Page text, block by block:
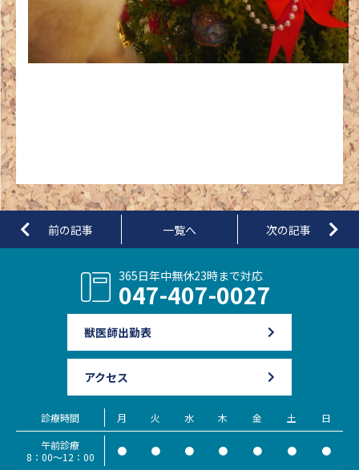
前の記事 一覧へ 次の記事
診療時間 月 火 水 木 金 土
日
午前診療
8：00～12：00
● ● ● ● ● ● ●
365日年中無休23時まで対応
047-407-0027
獣医師出勤表
アクセス